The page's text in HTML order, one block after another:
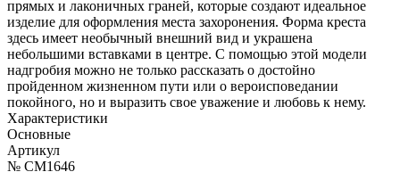
прямых и лаконичных граней, которые создают идеальное
изделие для оформления места захоронения. Форма креста
здесь имеет необычный внешний вид и украшена
небольшими вставками в центре. С помощью этой модели
надгробия можно не только рассказать о достойно
пройденном жизненном пути или о вероисповедании
покойного, но и выразить свое уважение и любовь к нему.
Характеристики
Основные
Артикул
№ CM1646